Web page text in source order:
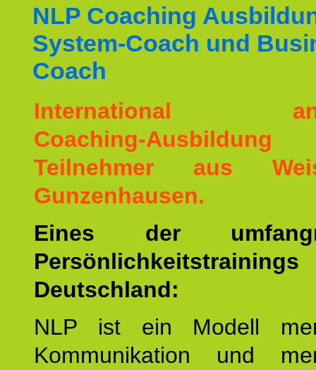
NLP Coaching
System-Coach und
Coach
International
Coaching-
Teilnehmer aus
Gunzenhausen.
Eines der
Deutschland:
NLP ist ein Modell
Kommunikation und